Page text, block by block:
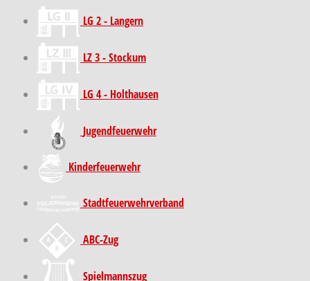
LG 2 - Langern
LZ 3 - Stockum
LG 4 - Holthausen
Jugendfeuerwehr
Kinder­feuer­wehr
Stadt­feuer­wehr­verband
ABC-Zug
Spielmannszug